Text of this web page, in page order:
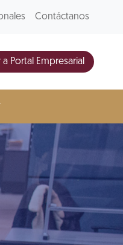
Contáctanos
Portal Empresarial